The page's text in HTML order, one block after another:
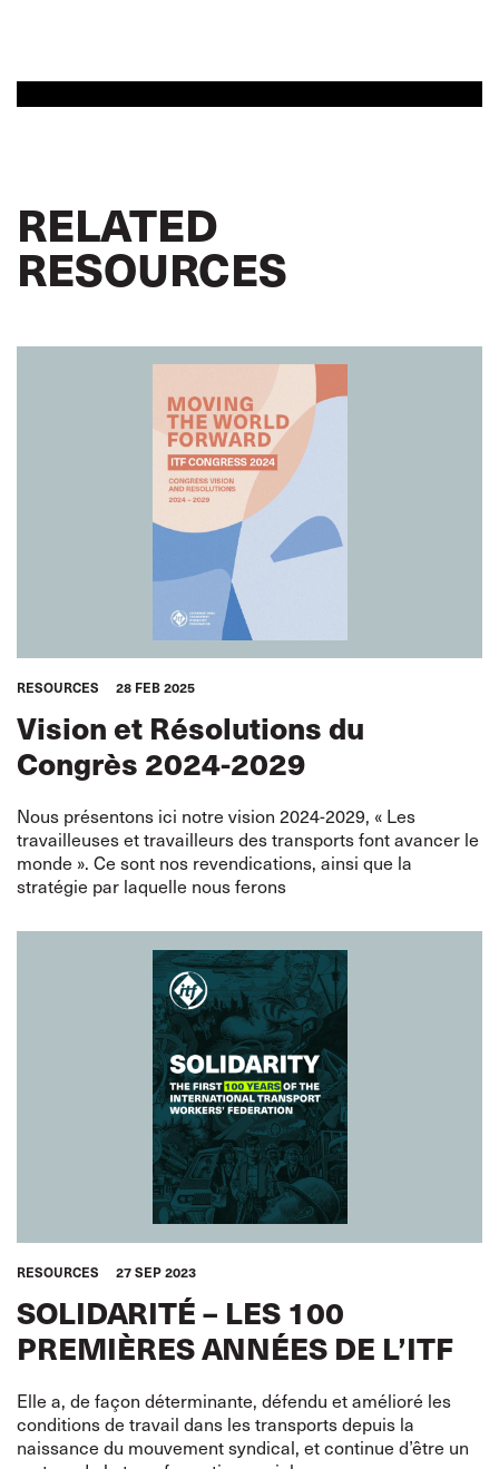
RELATED
RESOURCES
RESOURCES 28 FEB 2025
Vision et Résolutions du
Congrès 2024-2029
Nous présentons ici notre vision 2024-2029, « Les
travailleuses et travailleurs des transports font avancer le
monde ». Ce sont nos revendications, ainsi que la
stratégie par laquelle nous ferons
RESOURCES 27 SEP 2023
SOLIDARITÉ – LES 100
PREMIÈRES ANNÉES DE L’ITF
Elle a, de façon déterminante, défendu et amélioré les
conditions de travail dans les transports depuis la
naissance du mouvement syndical, et continue d’être un